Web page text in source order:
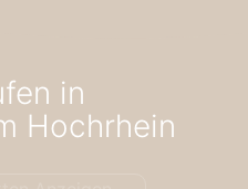
in
Hochrhein